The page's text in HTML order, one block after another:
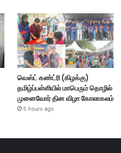
வெஸ்ட் கண்ட்ரி (கிழக்கு)
தமிழ்ப்பள்ளியில் மாபெரும் தொழில்
முனைவோர் தின விழா கோலாகலம்
5 hours ago